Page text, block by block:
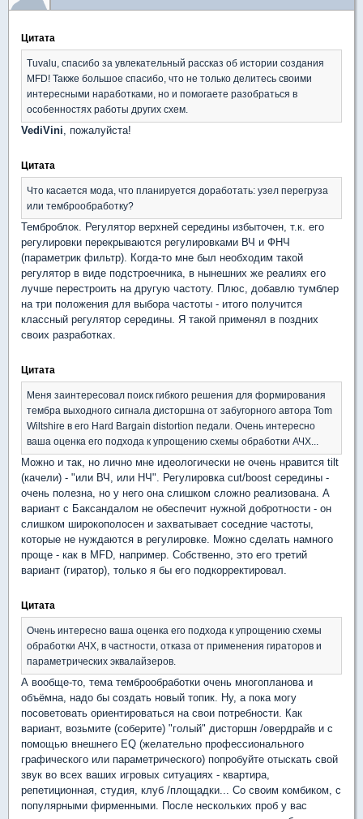
Цитата
Tuvalu, спасибо за увлекательный рассказ об истории создания
MFD! Также большое спасибо, что не только делитесь своими
интересными наработками, но и помогаете разобраться в
особенностях работы других схем.
VediVini, пожалуйста!
Цитата
Что касается мода, что планируется доработать: узел перегруза
или темброобработку?
Темброблок. Регулятор верхней середины избыточен, т.к. его
регулировки перекрываются регулировками ВЧ и ФНЧ
(параметрик фильтр). Когда-то мне был необходим такой
регулятор в виде подстроечника, в нынешних же реалиях его
лучше перестроить на другую частоту. Плюс, добавлю тумблер
на три положения для выбора частоты - итого получится
классный регулятор середины. Я такой применял в поздних
своих разработках.
Цитата
Меня заинтересовал поиск гибкого решения для формирования
тембра выходного сигнала дисторшна от забугорного автора Tom
Wiltshire в его Hard Bargain distortion педали. Очень интересно
ваша оценка его подхода к упрощению схемы обработки АЧХ...
Можно и так, но лично мне идеологически не очень нравится tilt
(качели) - "или ВЧ, или НЧ". Регулировка cut/boost середины -
очень полезна, но у него она слишком сложно реализована. А
вариант с Баксандалом не обеспечит нужной добротности - он
слишком широкополосен и захватывает соседние частоты,
которые не нуждаются в регулировке. Можно сделать намного
проще - как в MFD, например. Собственно, это его третий
вариант (гиратор), только я бы его подкорректировал.
Цитата
Очень интересно ваша оценка его подхода к упрощению схемы
обработки АЧХ, в частности, отказа от применения гираторов и
параметрических эквалайзеров.
А вообще-то, тема темброобработки очень многопланова и
объёмна, надо бы создать новый топик. Ну, а пока могу
посоветовать ориентироваться на свои потребности. Как
вариант, возьмите (соберите) "голый" дисторшн /овердрайв и с
помощью внешнего EQ (желательно профессионального
графического или параметрического) попробуйте отыскать свой
звук во всех ваших игровых ситуациях - квартира,
репетиционная, студия, клуб /площадки... Со своим комбиком, с
популярными фирменными. После нескольких проб у вас